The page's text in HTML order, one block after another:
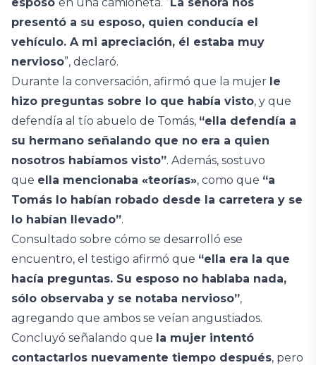
presentó a su esposo, quien conducía el
vehículo. A mi apreciación, él estaba muy
nervioso”, declaró.
Durante la conversación, afirmó que la mujer le
hizo preguntas sobre lo que había visto, y que
defendía al tío abuelo de Tomás, “ella defendía a
su hermano señalando que no era a quien
nosotros habíamos visto”. Además, sostuvo
que ella mencionaba «teorías», como que “a
Tomás lo habían robado desde la carretera y se
lo habían llevado”.
Consultado sobre cómo se desarrolló ese
encuentro, el testigo afirmó que “ella era la que
hacía preguntas. Su esposo no hablaba nada,
sólo observaba y se notaba nervioso”,
agregando que ambos se veían angustiados.
Concluyó señalando que la mujer intentó
contactarlos nuevamente tiempo después, pero